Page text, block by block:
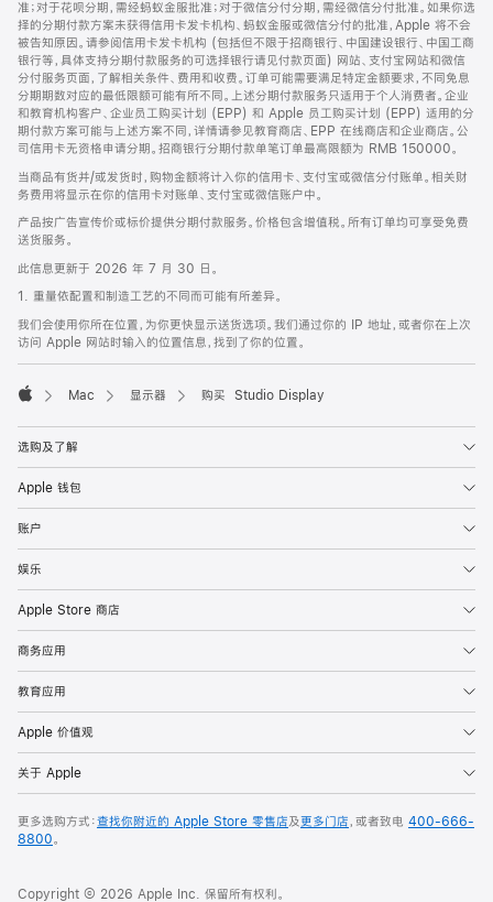
准；对于花呗分期，需经蚂蚁金服批准；对于微信分付分期，需经微信分付批准。如果你选
择的分期付款方案未获得信用卡发卡机构、蚂蚁金服或微信分付的批准，Apple 将不会
被告知原因。请参阅信用卡发卡机构 (包括但不限于招商银行、中国建设银行、中国工商
银行等，具体支持分期付款服务的可选择银行请见付款页面) 网站、支付宝网站和微信
分付服务页面，了解相关条件、费用和收费。订单可能需要满足特定金额要求，不同免息
分期期数对应的最低限额可能有所不同。上述分期付款服务只适用于个人消费者。企业
和教育机构客户、企业员工购买计划 (EPP) 和 Apple 员工购买计划 (EPP) 适用的分
期付款方案可能与上述方案不同，详情请参见教育商店、EPP 在线商店和企业商店。公
司信用卡无资格申请分期。招商银行分期付款单笔订单最高限额为 RMB 150000。
当商品有货并/或发货时，购物金额将计入你的信用卡、支付宝或微信分付账单。相关财
务费用将显示在你的信用卡对账单、支付宝或微信账户中。
产品按广告宣传价或标价提供分期付款服务。价格包含增值税。所有订单均可享受免费
送货服务。
此信息更新于 2026 年 7 月 30 日。
1. 重量依配置和制造工艺的不同而可能有所差异。
我们会使用你所在位置，为你更快显示送货选项。我们通过你的 IP 地址，或者你在上次
访问 Apple 网站时输入的位置信息，找到了你的位置。
Mac 显示器 购买 Studio Display
选购及了解
Apple 钱包
账户
娱乐
Apple Store 商店
商务应用
教育应用
Apple 价值观
关于 Apple
更多选购方式：查找你附近的 Apple Store 零售店及更多门店，或者致电 400-666-
8800。
Copyright © 2026 Apple Inc. 保留所有权利。